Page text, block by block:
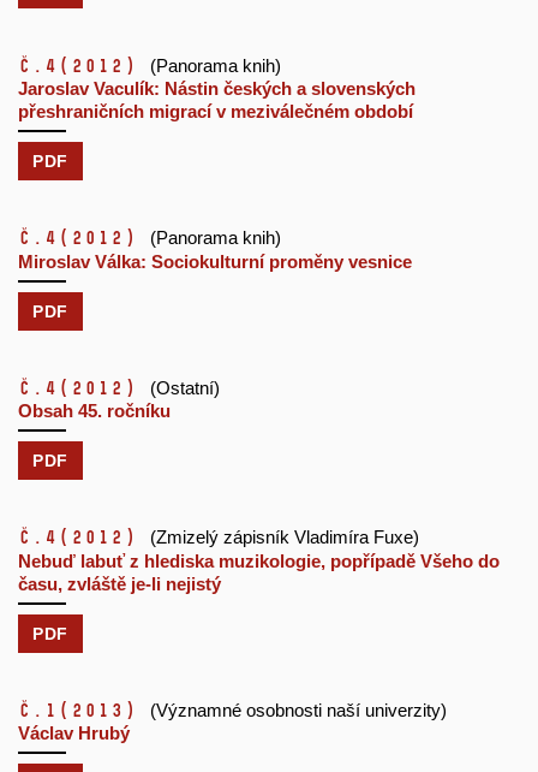
č.4 (2012)
(Panorama knih)
Jaroslav Vaculík: Nástin českých a slovenských
přeshraničních migrací v meziválečném období
PDF
č.4 (2012)
(Panorama knih)
Miroslav Válka: Sociokulturní proměny vesnice
PDF
č.4 (2012)
(Ostatní)
Obsah 45. ročníku
PDF
č.4 (2012)
(Zmizelý zápisník Vladimíra Fuxe)
Nebuď labuť z hlediska muzikologie, popřípadě Všeho do
času, zvláště je-li nejistý
PDF
č.1 (2013)
(Významné osobnosti naší univerzity)
Václav Hrubý